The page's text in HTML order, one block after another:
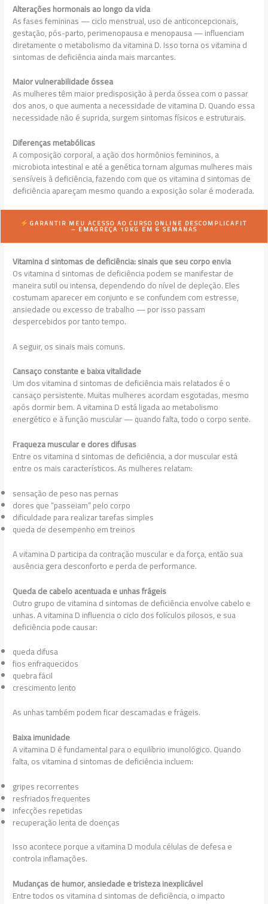
Alterações hormonais ao longo da vida
As fases femininas — ciclo menstrual, uso de anticoncepcionais,
gestação, pós-parto, perimenopausa e menopausa — influenciam
diretamente o metabolismo da vitamina D. Isso torna os vitamina d
sintomas de deficiência ainda mais marcantes.
Maior vulnerabilidade óssea
As mulheres têm maior predisposição à perda óssea com o passar
dos anos, o que aumenta a necessidade de vitamina D. Quando essa
necessidade não é suprida, surgem sintomas físicos e estruturais.
Diferenças metabólicas
A composição corporal, a ação dos hormônios femininos, a
microbiota intestinal e até a genética tornam algumas mulheres mais
sensíveis à deficiência, fazendo com que os vitamina d sintomas de
deficiência apareçam mesmo quando a exposição solar é moderada.
GARANTIR MEU ACESSO AO CURSO ONLINE DESCOMPLICAFIT
– EMAGREÇA 10KG EM 6 SEMANAS
Vitamina d sintomas de deficiência: sinais que seu corpo envia
Os vitamina d sintomas de deficiência podem se manifestar de
maneira sutil ou intensa, dependendo do nível de depleção. Eles
costumam aparecer em conjunto e se confundem com estresse,
ansiedade ou excesso de trabalho — por isso passam
despercebidos por tanto tempo.
A seguir, os sinais mais comuns.
Cansaço constante e baixa vitalidade
Um dos vitamina d sintomas de deficiência mais relatados é o
cansaço persistente. Muitas mulheres acordam esgotadas, mesmo
após dormir bem. A vitamina D está ligada ao metabolismo
energético e à função muscular — quando falta, todo o corpo sente.
Fraqueza muscular e dores difusas
Entre os vitamina d sintomas de deficiência, a dor muscular está
entre os mais característicos. As mulheres relatam:
sensação de peso nas pernas
dores que “passeiam” pelo corpo
dificuldade para realizar tarefas simples
queda de desempenho em treinos
A vitamina D participa da contração muscular e da força, então sua
ausência gera desconforto e perda de performance.
Queda de cabelo acentuada e unhas frágeis
Outro grupo de vitamina d sintomas de deficiência envolve cabelo e
unhas. A vitamina D influencia o ciclo dos folículos pilosos, e sua
deficiência pode causar:
queda difusa
fios enfraquecidos
quebra fácil
crescimento lento
As unhas também podem ficar descamadas e frágeis.
Baixa imunidade
A vitamina D é fundamental para o equilíbrio imunológico. Quando
falta, os vitamina d sintomas de deficiência incluem:
gripes recorrentes
resfriados frequentes
infecções repetidas
recuperação lenta de doenças
Isso acontece porque a vitamina D modula células de defesa e
controla inflamações.
Mudanças de humor, ansiedade e tristeza inexplicável
Entre todos os vitamina d sintomas de deficiência, o impacto